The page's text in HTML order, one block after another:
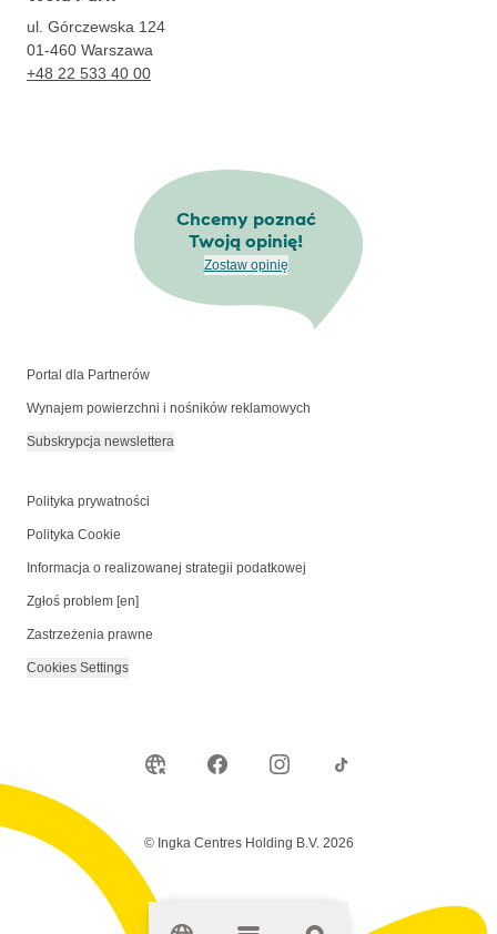
ul. Górczewska 124
01-460 Warszawa
+48 22 533 40 00
Chcemy poznać
Twoją opinię!
Zostaw opinię
Portal dla Partnerów
Wynajem powierzchni i nośników reklamowych
Subskrypcja newslettera
Polityka prywatności
Polityka Cookie
Informacja o realizowanej strategii podatkowej
Zgłoś problem [en]
Zastrzeżenia prawne
Cookies Settings
© Ingka Centres Holding B.V. 2026